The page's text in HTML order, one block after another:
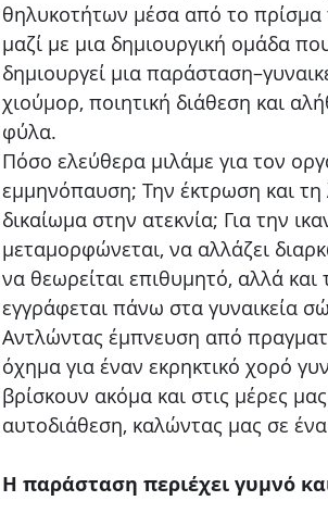
θηλυκοτήτων μέσα από το
μαζί με μια δημιουργική ομάδα
δημιουργεί μια
χιούμορ, ποιητική διάθεση και
φύλα.
Πόσο ελεύθερα μιλάμε για τον
εμμηνόπαυση; Την έκτρωση και
δικαίωμα στην ατεκνία; Για την
μεταμορφώνεται, να αλλάζει
να θεωρείται επιθυμητό, αλλά
εγγράφεται πάνω στα γυναικεία
Αντλώντας έμπνευση από
όχημα για έναν εκρηκτικό χορό
βρίσκουν ακόμα και στις μέρες
αυτοδιάθεση, καλώντας μας σε
Η παράσταση περιέχει γυμνό